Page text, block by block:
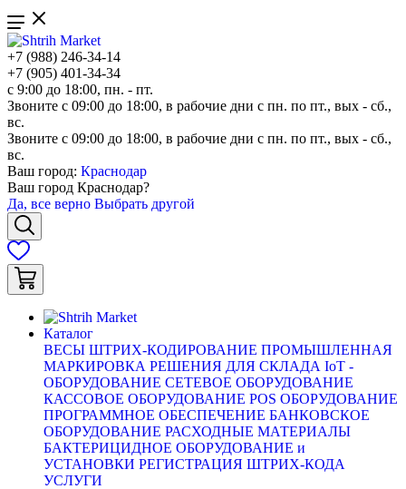
+7 (988) 246-34-14
+7 (905) 401-34-34
с 9:00 до 18:00, пн. - пт.
Звоните с 09:00 до 18:00, в рабочие дни с пн. по пт., вых - сб.,
вс.
Звоните с 09:00 до 18:00, в рабочие дни с пн. по пт., вых - сб.,
вс.
Ваш город: Краснодар
Ваш город Краснодар?
Да, все верно Выбрать другой
Каталог
ВЕСЫ ШТРИХ-КОДИРОВАНИЕ ПРОМЫШЛЕННАЯ
МАРКИРОВКА РЕШЕНИЯ ДЛЯ СКЛАДА IoT -
ОБОРУДОВАНИЕ СЕТЕВОЕ ОБОРУДОВАНИЕ
КАССОВОЕ ОБОРУДОВАНИЕ POS ОБОРУДОВАНИЕ
ПРОГРАММНОЕ ОБЕСПЕЧЕНИЕ БАНКОВСКОЕ
ОБОРУДОВАНИЕ РАСХОДНЫЕ МАТЕРИАЛЫ
БАКТЕРИЦИДНОЕ ОБОРУДОВАНИЕ и
УСТАНОВКИ РЕГИСТРАЦИЯ ШТРИХ-КОДА
УСЛУГИ